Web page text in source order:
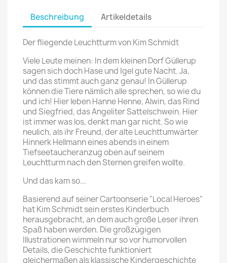
Beschreibung Artikeldetails
Der fliegende Leuchtturm von Kim Schmidt
Viele Leute meinen: In dem kleinen Dorf Güllerup
sagen sich doch Hase und Igel gute Nacht. Ja,
und das stimmt auch ganz genau! In Güllerup
können die Tiere nämlich alle sprechen, so wie du
und ich! Hier leben Hanne Henne, Alwin, das Rind
und Siegfried, das Angeliter Sattelschwein. Hier
ist immer was los, denkt man gar nicht. So wie
neulich, als ihr Freund, der alte Leuchttumwärter
Hinnerk Hellmann eines abends in einem
Tiefseetaucheranzug oben auf seinem
Leuchtturm nach den Sternen greifen wollte.
Und das kam so...
Basierend auf seiner Cartoonserie "Local Heroes"
hat Kim Schmidt sein erstes Kinderbuch
herausgebracht, an dem auch große Leser ihren
Spaß haben werden. Die großzügigen
Illustrationen wimmeln nur so vor humorvollen
Details, die Geschichte funktioniert
gleichermaßen als klassische Kindergeschichte